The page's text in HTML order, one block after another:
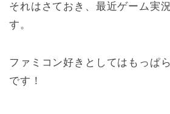
それはさておき、最近ゲーム実
す。
ファミコン好きとしてはもっぱ
です！